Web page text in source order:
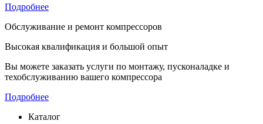
Подробнее
Обслуживание и ремонт компрессоров
Высокая квалификация и большой опыт
Вы можете заказать услуги по монтажу, пусконаладке и
техобслуживанию вашего компрессора
Подробнее
Каталог